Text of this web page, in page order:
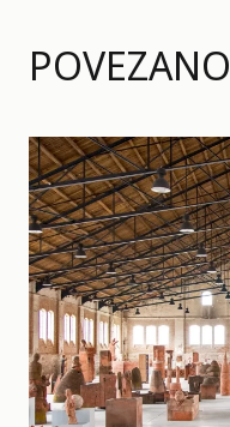
POVEZANO